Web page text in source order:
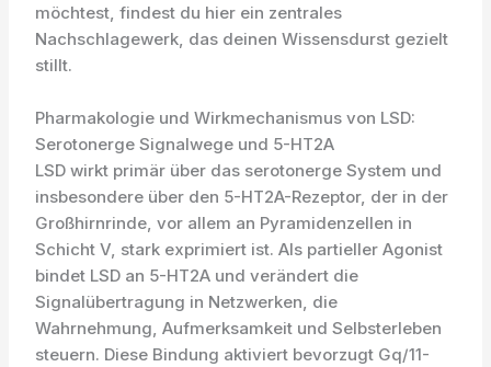
möchtest, findest du hier ein zentrales
Nachschlagewerk, das deinen Wissensdurst gezielt
stillt.
Pharmakologie und Wirkmechanismus von LSD:
Serotonerge Signalwege und 5-HT2A
LSD wirkt primär über das serotonerge System und
insbesondere über den 5-HT2A-Rezeptor, der in der
Großhirnrinde, vor allem an Pyramidenzellen in
Schicht V, stark exprimiert ist. Als partieller Agonist
bindet LSD an 5-HT2A und verändert die
Signalübertragung in Netzwerken, die
Wahrnehmung, Aufmerksamkeit und Selbsterleben
steuern. Diese Bindung aktiviert bevorzugt Gq/11-